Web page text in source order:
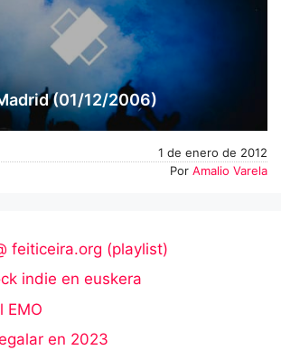
(01/12/2006)
1 de enero de 2012
Por Amalio Varela
feiticeira.org (playlist)
indie en euskera
EMO
en 2023